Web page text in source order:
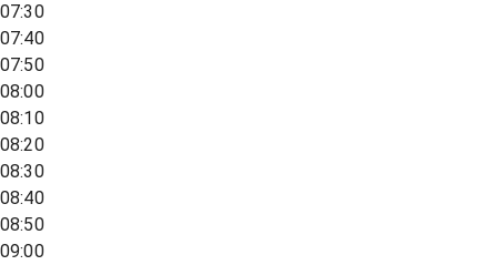
07:30
07:40
07:50
08:00
08:10
08:20
08:30
08:40
08:50
09:00